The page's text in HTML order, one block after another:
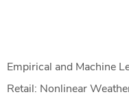
Empirical and Machine
Retail: Nonlinear